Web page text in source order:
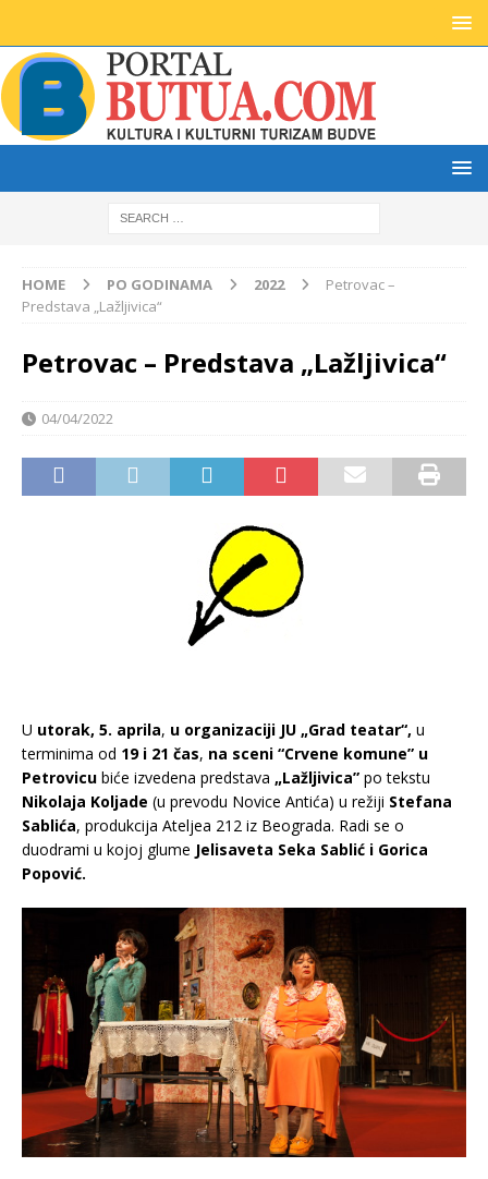
HOME PO GODINAMA 2022
Petrovac –
Predstava „Lažljivica“
Petrovac – Predstava „Lažljivica“
04/04/2022
U utorak, 5. aprila, u organizaciji JU „Grad teatar“, u
terminima od 19 i 21 čas, na sceni “Crvene komune” u
Petrovicu biće izvedena predstava „Lažljivica” po tekstu
Nikolaja Koljade (u prevodu Novice Antića) u režiji Stefana
Sablića, produkcija Ateljea 212 iz Beograda. Radi se o
duodrami u kojoj glume Jelisaveta Seka Sablić i Gorica
Popović.